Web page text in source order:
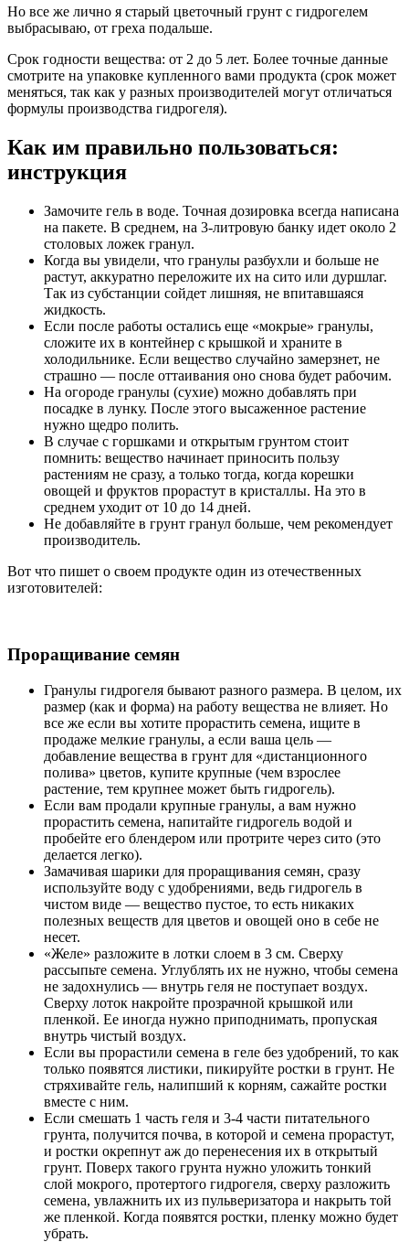
Но все же лично я старый цветочный грунт с гидрогелем
выбрасываю, от греха подальше.
Срок годности вещества: от 2 до 5 лет. Более точные данные
смотрите на упаковке купленного вами продукта (срок может
меняться, так как у разных производителей могут отличаться
формулы производства гидрогеля).
Как им правильно пользоваться:
инструкция
Замочите гель в воде. Точная дозировка всегда написана
на пакете. В среднем, на 3-литровую банку идет около 2
столовых ложек гранул.
Когда вы увидели, что гранулы разбухли и больше не
растут, аккуратно переложите их на сито или дуршлаг.
Так из субстанции сойдет лишняя, не впитавшаяся
жидкость.
Если после работы остались еще «мокрые» гранулы,
сложите их в контейнер с крышкой и храните в
холодильнике. Если вещество случайно замерзнет, не
страшно — после оттаивания оно снова будет рабочим.
На огороде гранулы (сухие) можно добавлять при
посадке в лунку. После этого высаженное растение
нужно щедро полить.
В случае с горшками и открытым грунтом стоит
помнить: вещество начинает приносить пользу
растениям не сразу, а только тогда, когда корешки
овощей и фруктов прорастут в кристаллы. На это в
среднем уходит от 10 до 14 дней.
Не добавляйте в грунт гранул больше, чем рекомендует
производитель.
Вот что пишет о своем продукте один из отечественных
изготовителей:
Проращивание семян
Гранулы гидрогеля бывают разного размера. В целом, их
размер (как и форма) на работу вещества не влияет. Но
все же если вы хотите прорастить семена, ищите в
продаже мелкие гранулы, а если ваша цель —
добавление вещества в грунт для «дистанционного
полива» цветов, купите крупные (чем взрослее
растение, тем крупнее может быть гидрогель).
Если вам продали крупные гранулы, а вам нужно
прорастить семена, напитайте гидрогель водой и
пробейте его блендером или протрите через сито (это
делается легко).
Замачивая шарики для проращивания семян, сразу
используйте воду с удобрениями, ведь гидрогель в
чистом виде — вещество пустое, то есть никаких
полезных веществ для цветов и овощей оно в себе не
несет.
«Желе» разложите в лотки слоем в 3 см. Сверху
рассыпьте семена. Углублять их не нужно, чтобы семена
не задохнулись — внутрь геля не поступает воздух.
Сверху лоток накройте прозрачной крышкой или
пленкой. Ее иногда нужно приподнимать, пропуская
внутрь чистый воздух.
Если вы прорастили семена в геле без удобрений, то как
только появятся листики, пикируйте ростки в грунт. Не
стряхивайте гель, налипший к корням, сажайте ростки
вместе с ним.
Если смешать 1 часть геля и 3-4 части питательного
грунта, получится почва, в которой и семена прорастут,
и ростки окрепнут аж до перенесения их в открытый
грунт. Поверх такого грунта нужно уложить тонкий
слой мокрого, протертого гидрогеля, сверху разложить
семена, увлажнить их из пульверизатора и накрыть той
же пленкой. Когда появятся ростки, пленку можно будет
убрать.